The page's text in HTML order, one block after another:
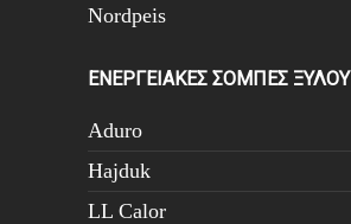
Nordpeis
ΕΝΕΡΓΕΙΑΚΕΣ ΣΟΜΠΕΣ ΞΥΛΟΥ
Aduro
Hajduk
LL Calor